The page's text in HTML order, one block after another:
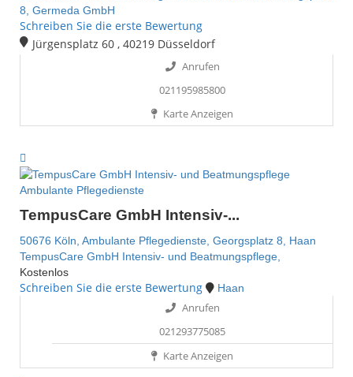
8, Germeda GmbH
Schreiben Sie die erste Bewertung
Jürgensplatz 60 , 40219 Düsseldorf
Anrufen
021195985800
Karte Anzeigen
Ambulante Pflegedienste
TempusCare GmbH Intensiv-...
50676 Köln, Ambulante Pflegedienste, Georgsplatz 8, Haan
TempusCare GmbH Intensiv- und Beatmungspflege,
Kostenlos
Schreiben Sie die erste Bewertung Haan
Anrufen
021293775085
Karte Anzeigen